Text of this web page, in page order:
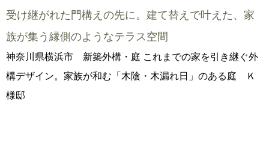
受け継がれた門構えの先に。建て替えで叶えた、家
族が集う縁側のようなテラス空間
神奈川県横浜市 新築外構・庭 これまでの家を引き継ぐ外
構デザイン。家族が和む「木陰・木漏れ日」のある庭 Ｋ
様邸